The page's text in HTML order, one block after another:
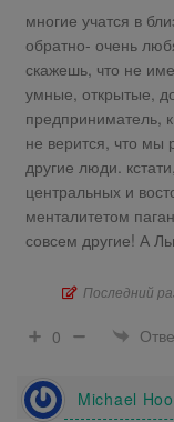
многие учатся в
обратно- очень
скажешь, что не
умные, открытые,
предприниматель,
не верится, что
другие люди.
центральных и
менталитетом
совсем другие! А
Последний
0
Michael